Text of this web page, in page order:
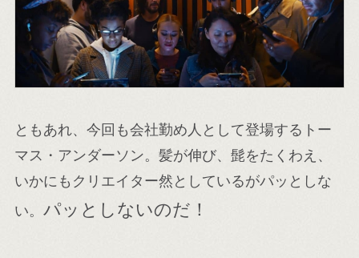
ともあれ、今回も会社勤め人として登場するトー
マス・アンダーソン。髪が伸び、髭をたくわえ、
いかにもクリエイター然としているがパッとしな
い。 パッとしないのだ！